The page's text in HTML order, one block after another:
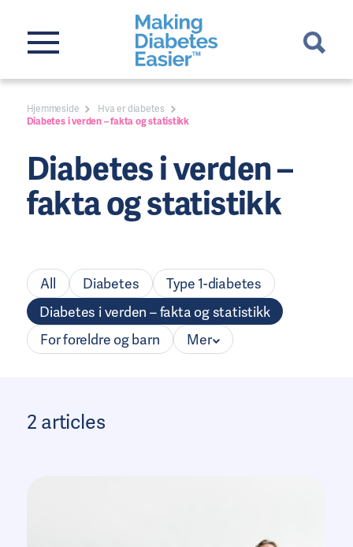
Hjemmeside
Hva er diabetes
Diabetes i verden – fakta og statistikk
Diabetes i verden –
fakta og statistikk
All Diabetes
Type 1-diabetes
Diabetes i verden – fakta og statistikk
For foreldre og barn
Mer
2 articles